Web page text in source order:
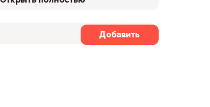
8 шт.
Добавить